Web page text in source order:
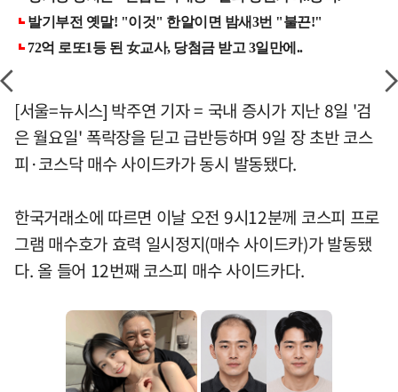
[서울=뉴시스] 박주연 기자 = 국내 증시가 지난 8일 '검
은 월요일' 폭락장을 딛고 급반등하며 9일 장 초반 코스
피·코스닥 매수 사이드카가 동시 발동됐다.
한국거래소에 따르면 이날 오전 9시12분께 코스피 프로
그램 매수호가 효력 일시정지(매수 사이드카)가 발동됐
다. 올 들어 12번째 코스피 매수 사이드카다.